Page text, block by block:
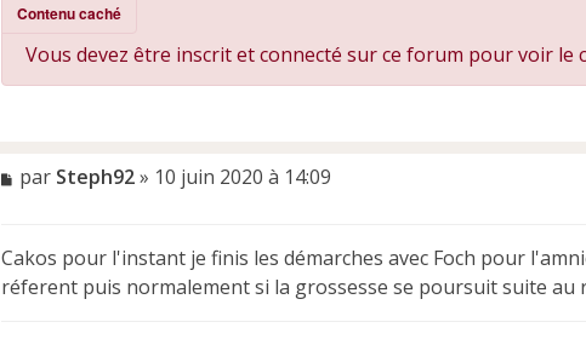
Contenu caché
Vous devez être inscrit et connecté sur ce forum pour voir le
M
a
g
par Steph92» 10 juin 2020 à 14:09
Cakos pour l'instant je finis les démarches avec Foch pour
réferent puis normalement si la grossesse se poursuit suite au